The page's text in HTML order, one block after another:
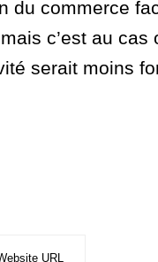
du commerce
c’est au cas
serait moins